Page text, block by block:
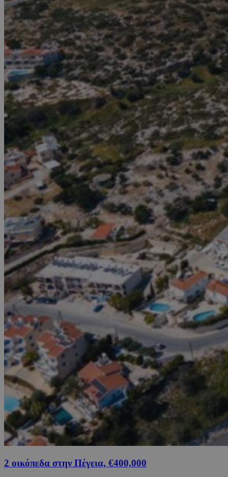
2 οικόπεδα στην Πέγεια, €400,000